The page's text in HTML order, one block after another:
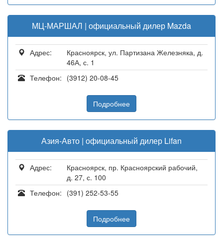
МЦ-МАРШАЛ | официальный дилер Mazda
Адрес:
Красноярск, ул. Партизана Железняка, д.
46А, с. 1
Телефон: (3912) 20-08-45
Подробнее
Азия-Авто | официальный дилер Lifan
Адрес:
Красноярск, пр. Красноярский рабочий,
д. 27, с. 100
Телефон: (391) 252-53-55
Подробнее